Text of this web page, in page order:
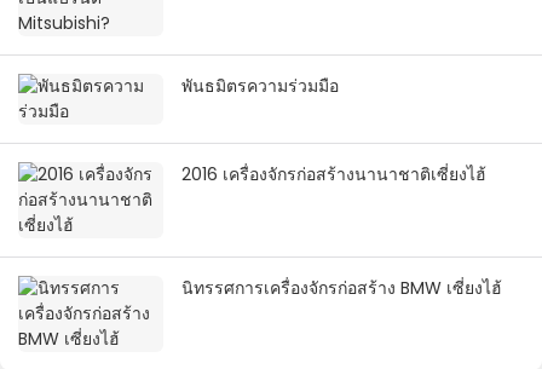
พันธมิตรความร่วมมือ
2016 เครื่องจักรก่อสร้างนานาชาติเซี่ยงไฮ้
นิทรรศการเครื่องจักรก่อสร้าง BMW เซี่ยงไฮ้